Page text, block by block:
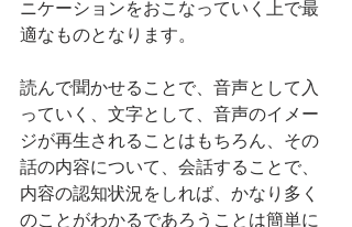
ニケーションをおこなっていく上で最
適なものとなります。
読んで聞かせることで、音声として入
っていく、文字として、音声のイメー
ジが再生されることはもちろん、その
話の内容について、会話することで、
内容の認知状況をしれば、かなり多く
のことがわかるであろうことは簡単に